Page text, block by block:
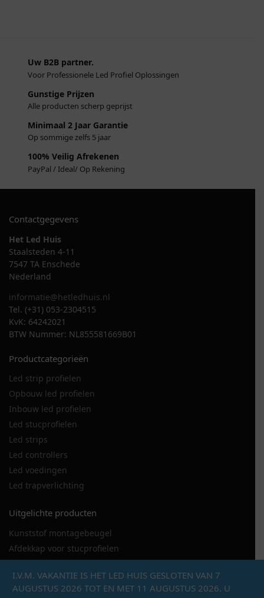
Uw B2B partner.
Voor Professionele Led Profiel Oplossingen
Gunstige Prijzen
Alle producten scherp geprijst
Minimaal 2 Jaar Garantie
Op sommige zelfs 5 jaar
100% Veilig Afrekenen
PayPal / Ideal/ Op Rekening
Contactgegevens
Het Led Huis
Staalsteden 4-11
7547 TA Enschede
Nederland
informatie@hetledhuis.nl
Tel. (+31) 053-2304515
KvK: 64242021
BTW Nummer: NL855581669B01
Productcategorieën
Led strip profielen
Opbouw led profielen
Inbouw led profielen
Led stucprofielen
Led strips
Led controllers
Led voedingen
Led trapverlichting
Uitgelichte producten
Kunststof montagebeugel
Afdekkap voor stucprofielen
LED strip 120LED
LED stucprofiel DSL
Metalen montagebeugel hoekprofiel
I.V.M. VAKANTIE IS HET LED HUIS GESLOTEN VAN 7
AUGUSTUS 2026 TOT EN MET 11 AUGUSTUS 2026. U